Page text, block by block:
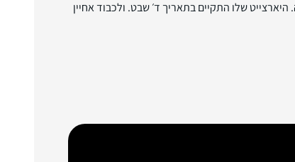
שלו התקיים בתאריך ד׳ שבט. ולכבוד אחיין